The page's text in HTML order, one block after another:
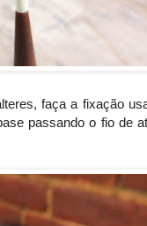
faça a fixação
passando o fio de